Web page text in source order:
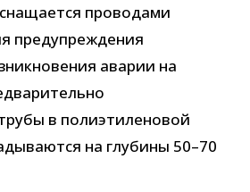
проводами
предупреждения
аварии на
в полиэтиленовой
на глубины 50–70